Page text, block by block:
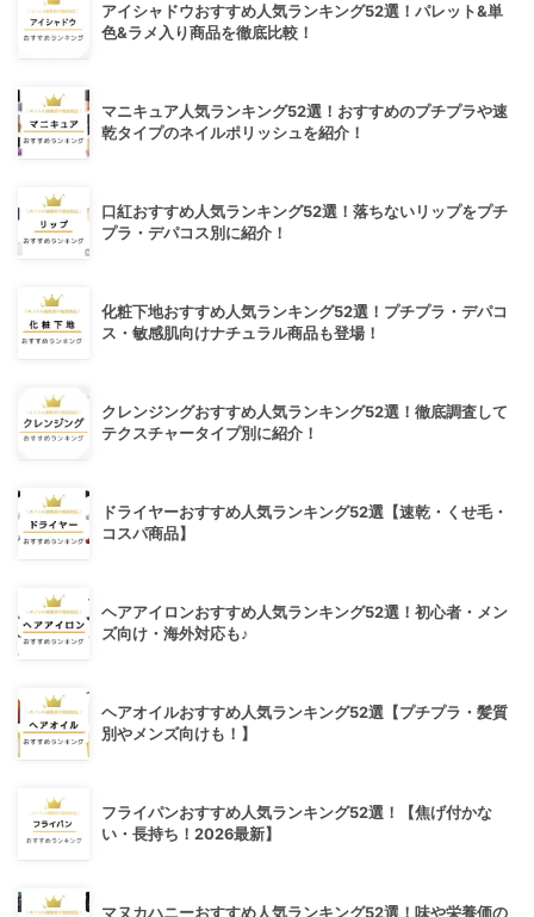
アイシャドウおすすめ人気ランキング52選！パレット&単
色&ラメ入り商品を徹底比較！
マニキュア人気ランキング52選！おすすめのプチプラや速
乾タイプのネイルポリッシュを紹介！
口紅おすすめ人気ランキング52選！落ちないリップをプチ
プラ・デパコス別に紹介！
化粧下地おすすめ人気ランキング52選！プチプラ・デパコ
ス・敏感肌向けナチュラル商品も登場！
クレンジングおすすめ人気ランキング52選！徹底調査して
テクスチャータイプ別に紹介！
ドライヤーおすすめ人気ランキング52選【速乾・くせ毛・
コスパ商品】
ヘアアイロンおすすめ人気ランキング52選！初心者・メン
ズ向け・海外対応も♪
ヘアオイルおすすめ人気ランキング52選【プチプラ・髪質
別やメンズ向けも！】
フライパンおすすめ人気ランキング52選！【焦げ付かな
い・長持ち！2026最新】
マヌカハニーおすすめ人気ランキング52選！味や栄養価の